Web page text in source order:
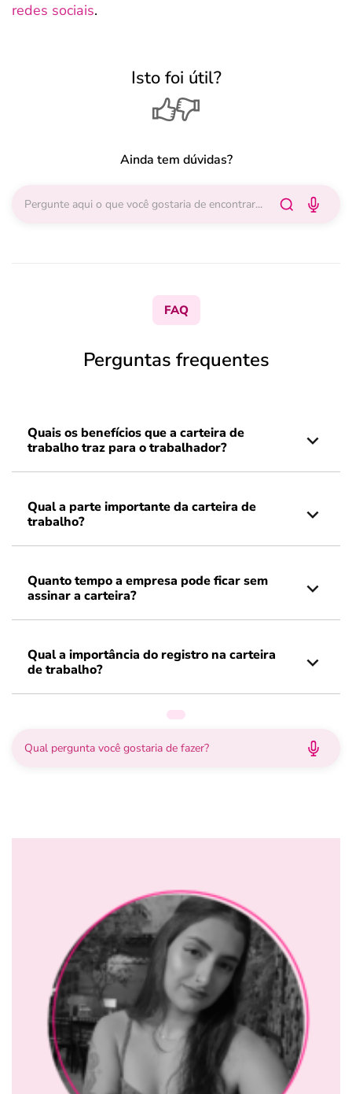
redes sociais.
Isto foi útil?
Ainda tem dúvidas?
FAQ
Perguntas frequentes
Quais os benefícios que a carteira de
trabalho traz para o trabalhador?
Qual a parte importante da carteira de
trabalho?
Quanto tempo a empresa pode ficar sem
assinar a carteira?
Qual a importância do registro na carteira
de trabalho?